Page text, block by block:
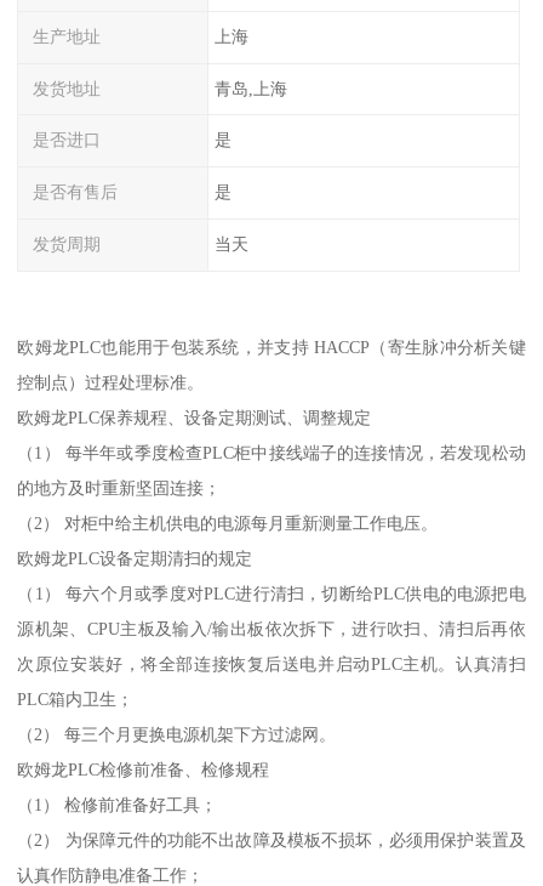
生产地址 上海
发货地址 青岛,上海
是否进口 是
是否有售后 是
发货周期 当天
欧姆龙PLC也能用于包装系统，并支持 HACCP（寄生脉冲分析关键
控制点）过程处理标准。
欧姆龙PLC保养规程、设备定期测试、调整规定
（1） 每半年或季度检查PLC柜中接线端子的连接情况，若发现松动
的地方及时重新坚固连接；
（2） 对柜中给主机供电的电源每月重新测量工作电压。
欧姆龙PLC设备定期清扫的规定
（1） 每六个月或季度对PLC进行清扫，切断给PLC供电的电源把电
源机架、CPU主板及输入/输出板依次拆下，进行吹扫、清扫后再依
次原位安装好，将全部连接恢复后送电并启动PLC主机。认真清扫
PLC箱内卫生；
（2） 每三个月更换电源机架下方过滤网。
欧姆龙PLC检修前准备、检修规程
（1） 检修前准备好工具；
（2） 为保障元件的功能不出故障及模板不损坏，必须用保护装置及
认真作防静电准备工作；